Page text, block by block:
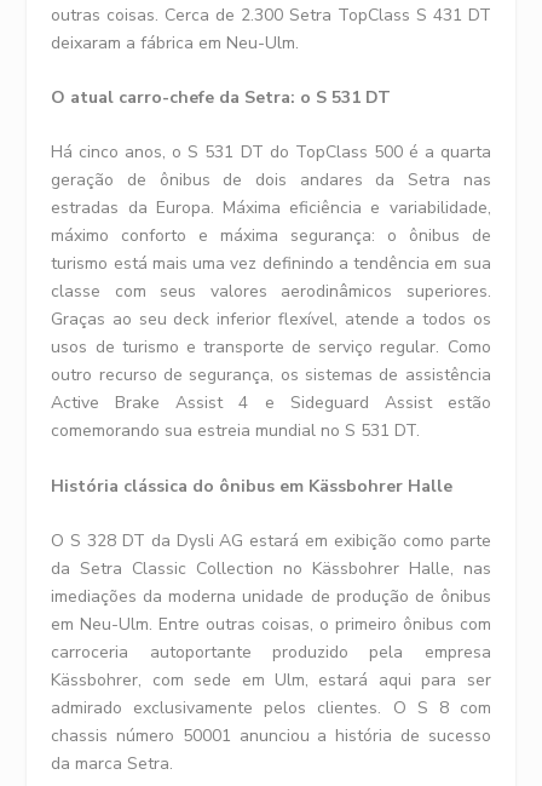
outras coisas. Cerca de 2.300 Setra TopClass S 431 DT
deixaram a fábrica em Neu-Ulm.
O atual carro-chefe da Setra: o S 531 DT
Há cinco anos, o S 531 DT do TopClass 500 é a quarta
geração de ônibus de dois andares da Setra nas
estradas da Europa. Máxima eficiência e variabilidade,
máximo conforto e máxima segurança: o ônibus de
turismo está mais uma vez definindo a tendência em sua
classe com seus valores aerodinâmicos superiores.
Graças ao seu deck inferior flexível, atende a todos os
usos de turismo e transporte de serviço regular. Como
outro recurso de segurança, os sistemas de assistência
Active Brake Assist 4 e Sideguard Assist estão
comemorando sua estreia mundial no S 531 DT.
História clássica do ônibus em Kässbohrer Halle
O S 328 DT da Dysli AG estará em exibição como parte
da Setra Classic Collection no Kässbohrer Halle, nas
imediações da moderna unidade de produção de ônibus
em Neu-Ulm. Entre outras coisas, o primeiro ônibus com
carroceria autoportante produzido pela empresa
Kässbohrer, com sede em Ulm, estará aqui para ser
admirado exclusivamente pelos clientes. O S 8 com
chassis número 50001 anunciou a história de sucesso
da marca Setra.